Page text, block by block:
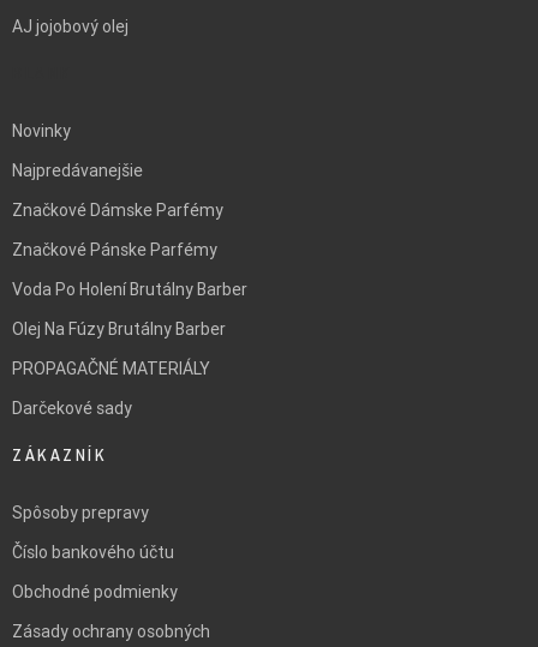
AJ jojobový olej
Novinky
Najpredávanejšie
Značkové Dámske Parfémy
Značkové Pánske Parfémy
Voda Po Holení Brutálny Barber
Olej Na Fúzy Brutálny Barber
PROPAGAČNÉ MATERIÁLY
Darčekové sady
ZÁKAZNÍK
Spôsoby prepravy
Číslo bankového účtu
Obchodné podmienky
Zásady ochrany osobných